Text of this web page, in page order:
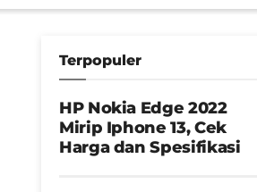
Terpopuler
HP Nokia Edge 2022
Mirip Iphone 13, Cek
Harga dan Spesifikasi